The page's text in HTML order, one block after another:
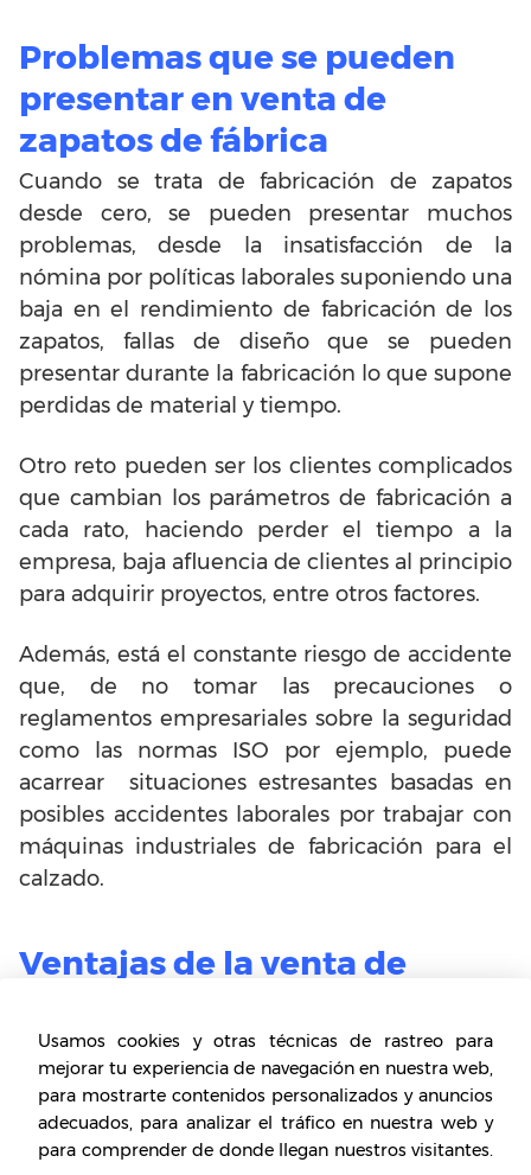
Problemas que se pueden
presentar en venta de
zapatos de fábrica
Cuando se trata de fabricación de zapatos
desde cero, se pueden presentar muchos
problemas, desde la insatisfacción de la
nómina por políticas laborales suponiendo una
baja en el rendimiento de fabricación de los
zapatos, fallas de diseño que se pueden
presentar durante la fabricación lo que supone
perdidas de material y tiempo.
Otro reto pueden ser los clientes complicados
que cambian los parámetros de fabricación a
cada rato, haciendo perder el tiempo a la
empresa, baja afluencia de clientes al principio
para adquirir proyectos, entre otros factores.
Además, está el constante riesgo de accidente
que, de no tomar las precauciones o
reglamentos empresariales sobre la seguridad
como las normas ISO por ejemplo, puede
acarrear situaciones estresantes basadas en
posibles accidentes laborales por trabajar con
máquinas industriales de fabricación para el
calzado.
Ventajas de la venta de
Una vez establecido el negocio, depende de
usted proyectar al diseñador, al contar con
contratos grandes de fabricación, se puede
percibir unos márgenes sumamente
Usamos cookies y otras técnicas de rastreo para
mejorar tu experiencia de navegación en nuestra web,
para mostrarte contenidos personalizados y anuncios
adecuados, para analizar el tráfico en nuestra web y
para comprender de donde llegan nuestros visitantes.